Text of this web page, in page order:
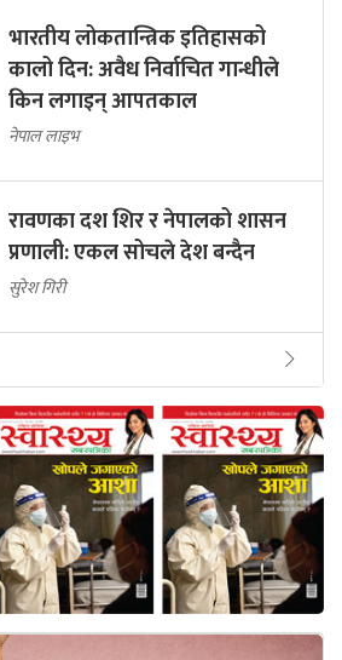
भारतीय लोकतान्त्रिक इतिहासको
कालो दिन: अवैध निर्वाचित गान्धीले
किन लगाइन् आपतकाल
नेपाल लाइभ
रावणका दश शिर र नेपालको शासन
प्रणाली: एकल सोचले देश बन्दैन
सुरेश गिरी